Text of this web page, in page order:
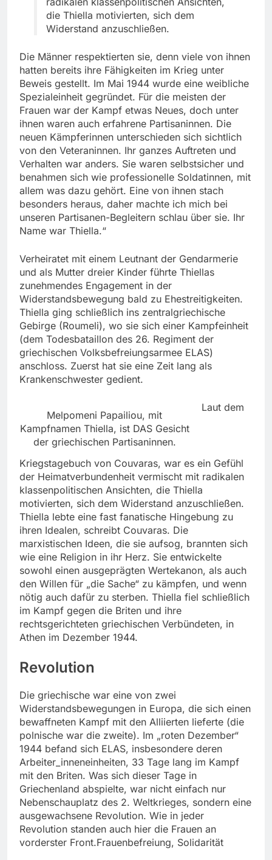
die Thiella motivierten, sich dem
Widerstand anzuschließen.
Die Männer respektierten sie, denn viele von ihnen
hatten bereits ihre Fähigkeiten im Krieg unter
Beweis gestellt. Im Mai 1944 wurde eine weibliche
Spezialeinheit gegründet. Für die meisten der
Frauen war der Kampf etwas Neues, doch unter
ihnen waren auch erfahrene Partisaninnen. Die
neuen Kämpferinnen unterschieden sich sichtlich
von den Veteraninnen. Ihr ganzes Auftreten und
Verhalten war anders. Sie waren selbstsicher und
benahmen sich wie professionelle Soldatinnen, mit
allem was dazu gehört. Eine von ihnen stach
besonders heraus, daher machte ich mich bei
unseren Partisanen-Begleitern schlau über sie. Ihr
Name war Thiella.“
Verheiratet mit einem Leutnant der Gendarmerie
und als Mutter dreier Kinder führte Thiellas
zunehmendes Engagement in der
Widerstandsbewegung bald zu Ehestreitigkeiten.
Thiella ging schließlich ins zentralgriechische
Gebirge (Roumeli), wo sie sich einer Kampfeinheit
(dem Todesbataillon des 26. Regiment der
griechischen Volksbefreiungsarmee ELAS)
anschloss. Zuerst hat sie eine Zeit lang als
Krankenschwester gedient.
Melpomeni Papailiou, mit
Kampfnamen Thiella, ist DAS Gesicht
der griechischen Partisaninnen.
Laut dem
Kriegstagebuch von Couvaras, war es ein Gefühl
der Heimatverbundenheit vermischt mit radikalen
klassenpolitischen Ansichten, die Thiella
motivierten, sich dem Widerstand anzuschließen.
Thiella lebte eine fast fanatische Hingebung zu
ihren Idealen, schreibt Couvaras. Die
marxistischen Ideen, die sie aufsog, brannten sich
wie eine Religion in ihr Herz. Sie entwickelte
sowohl einen ausgeprägten Wertekanon, als auch
den Willen für „die Sache“ zu kämpfen, und wenn
nötig auch dafür zu sterben. Thiella fiel schließlich
im Kampf gegen die Briten und ihre
rechtsgerichteten griechischen Verbündeten, in
Athen im Dezember 1944.
Revolution
Die griechische war eine von zwei
Widerstandsbewegungen in Europa, die sich einen
bewaffneten Kampf mit den Alliierten lieferte (die
polnische war die zweite). Im „roten Dezember“
1944 befand sich ELAS, insbesondere deren
Arbeiter_inneneinheiten, 33 Tage lang im Kampf
mit den Briten. Was sich dieser Tage in
Griechenland abspielte, war nicht einfach nur
Nebenschauplatz des 2. Weltkrieges, sondern eine
ausgewachsene Revolution. Wie in jeder
Revolution standen auch hier die Frauen an
vorderster Front.Frauenbefreiung, Solidarität